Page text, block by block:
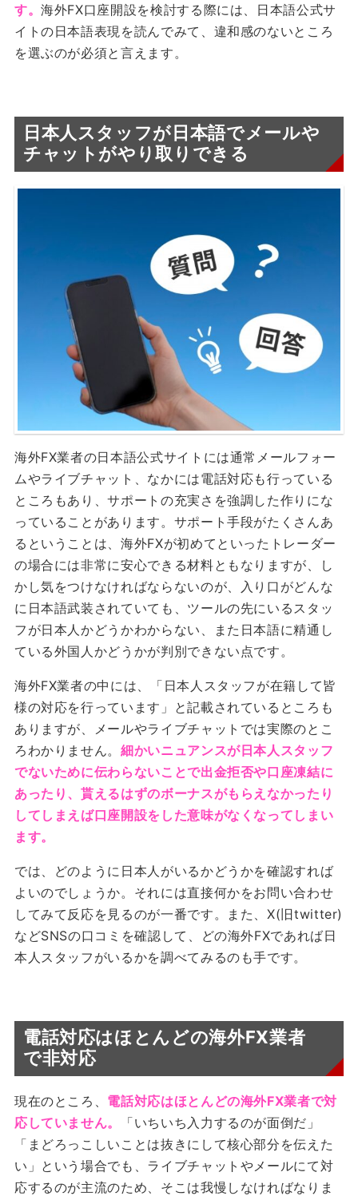
す。海外FX口座開設を検討する際には、日本語公式サ
イトの日本語表現を読んでみて、違和感のないところ
を選ぶのが必須と言えます。
日本人スタッフが日本語でメールや
チャットがやり取りできる
海外FX業者の日本語公式サイトには通常メールフォー
ムやライブチャット、なかには電話対応も行っている
ところもあり、サポートの充実さを強調した作りにな
っていることがあります。サポート手段がたくさんあ
るということは、海外FXが初めてといったトレーダー
の場合には非常に安心できる材料ともなりますが、し
かし気をつけなければならないのが、入り口がどんな
に日本語武装されていても、ツールの先にいるスタッ
フが日本人かどうかわからない、また日本語に精通し
ている外国人かどうかが判別できない点です。
海外FX業者の中には、「日本人スタッフが在籍して皆
様の対応を行っています」と記載されているところも
ありますが、メールやライブチャットでは実際のとこ
ろわかりません。細かいニュアンスが日本人スタッフ
でないために伝わらないことで出金拒否や口座凍結に
あったり、貰えるはずのボーナスがもらえなかったり
してしまえば口座開設をした意味がなくなってしまい
ます。
では、どのように日本人がいるかどうかを確認すれば
よいのでしょうか。それには直接何かをお問い合わせ
してみて反応を見るのが一番です。また、X(旧twitter)
などSNSの口コミを確認して、どの海外FXであれば日
本人スタッフがいるかを調べてみるのも手です。
電話対応はほとんどの海外FX業者
で非対応
現在のところ、 電話対応はほとんどの海外FX業者で対
応していません。
「いちいち入力するのが面倒だ」
「まどろっこしいことは抜きにして核心部分を伝えた
い」という場合でも、ライブチャットやメールにて対
応するのが主流のため、そこは我慢しなければなりま